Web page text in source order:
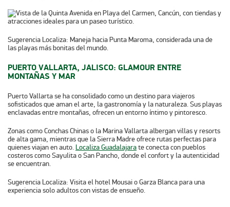
Sugerencia Localiza: Maneja hacia Punta Maroma, considerada una de
las playas más bonitas del mundo.
PUERTO VALLARTA, JALISCO: GLAMOUR ENTRE
MONTAÑAS Y MAR
Puerto Vallarta se ha consolidado como un destino para viajeros
sofisticados que aman el arte, la gastronomía y la naturaleza. Sus playas
enclavadas entre montañas, ofrecen un entorno íntimo y pintoresco.
Zonas como Conchas Chinas o la Marina Vallarta albergan villas y resorts
de alta gama, mientras que la Sierra Madre ofrece rutas perfectas para
quienes viajan en auto. Localiza Guadalajarate conecta con pueblos
costeros como Sayulita o San Pancho, donde el confort y la autenticidad
se encuentran.
Sugerencia Localiza: Visita el hotel Mousai o Garza Blanca para una
experiencia solo adultos con vistas de ensueño.